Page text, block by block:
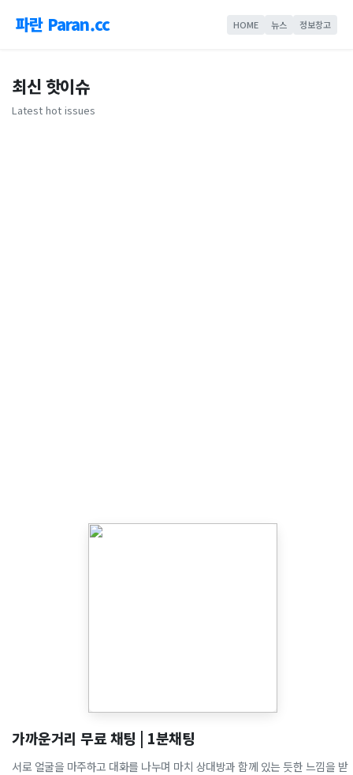
파란 Paran.cc HOME 뉴스 정보창고
최신 핫이슈
Latest hot issues
가까운거리 무료 채팅 | 1분채팅
서로 얼굴을 마주하고 대화를 나누며 마치 상대방과 함께 있는 듯한 느낌을 받